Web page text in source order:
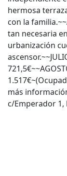
hermosa
con la
tan necesaria
urbanización
más
c/Emperador 1,